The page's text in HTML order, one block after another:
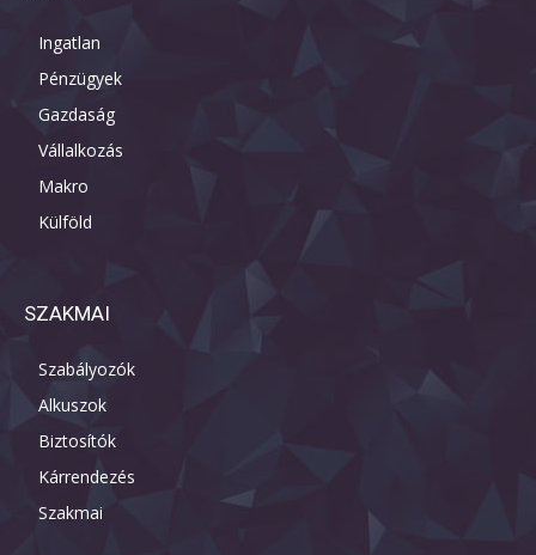
Ingatlan
Pénzügyek
Gazdaság
Vállalkozás
Makro
Külföld
SZAKMAI
Szabályozók
Alkuszok
Biztosítók
Kárrendezés
Szakmai